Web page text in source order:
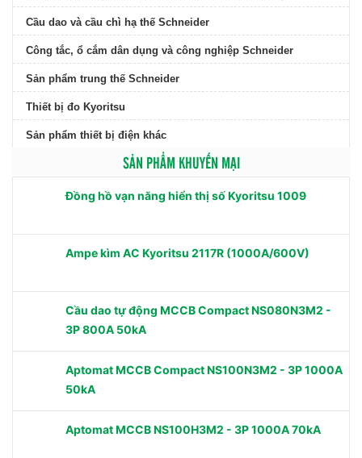
Cầu dao và cầu chì hạ thế Schneider
Công tắc, ổ cắm dân dụng và công nghiệp Schneider
Sản phẩm trung thế Schneider
Thiết bị đo Kyoritsu
Sản phẩm thiết bị điện khác
SẢN PHẨM KHUYẾN MẠI
Đồng hồ vạn năng hiển thị số Kyoritsu 1009
Ampe kìm AC Kyoritsu 2117R (1000A/600V)
Cầu dao tự động MCCB Compact NS080N3M2 -
3P 800A 50kA
Aptomat MCCB Compact NS100N3M2 - 3P 1000A
50kA
Aptomat MCCB NS100H3M2 - 3P 1000A 70kA